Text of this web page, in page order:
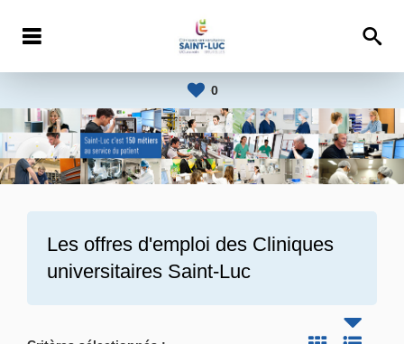
0
Les offres d'emploi des Cliniques
universitaires Saint-Luc